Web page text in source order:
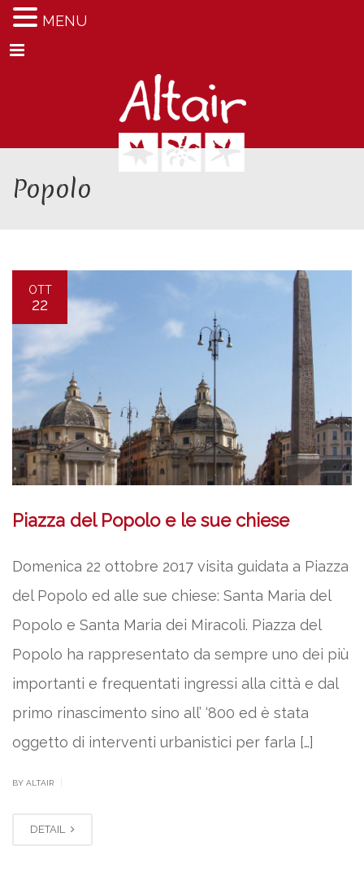
Menu
Popolo
OTT
22
Piazza del Popolo e le sue chiese
Domenica 22 ottobre 2017 visita guidata a Piazza
del Popolo ed alle sue chiese: Santa Maria del
Popolo e Santa Maria dei Miracoli. Piazza del
Popolo ha rappresentato da sempre uno dei più
importanti e frequentati ingressi alla città e dal
primo rinascimento sino all’ ‘800 ed è stata
oggetto di interventi urbanistici per farla […]
BY ALTAIR
DETAIL
MENU